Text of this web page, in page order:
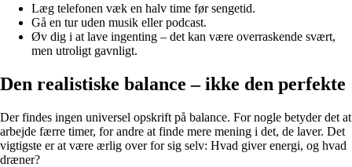
Læg telefonen væk en halv time før sengetid.
Gå en tur uden musik eller podcast.
Øv dig i at lave ingenting – det kan være overraskende svært,
men utroligt gavnligt.
Den realistiske balance – ikke den perfekte
Der findes ingen universel opskrift på balance. For nogle betyder det at
arbejde færre timer, for andre at finde mere mening i det, de laver. Det
vigtigste er at være ærlig over for sig selv: Hvad giver energi, og hvad
dræner?